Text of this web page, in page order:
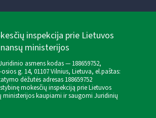
inspekcija prie Lietuvos
ministerijos
asmens kodas — 188659752,
g. 14, 01107 Vilnius, Lietuva, el.paštas:
dėžutės adresas 188659752
mokesčių inspekciją prie Lietuvos
ministerijos kaupiami ir saugomi Juridinių